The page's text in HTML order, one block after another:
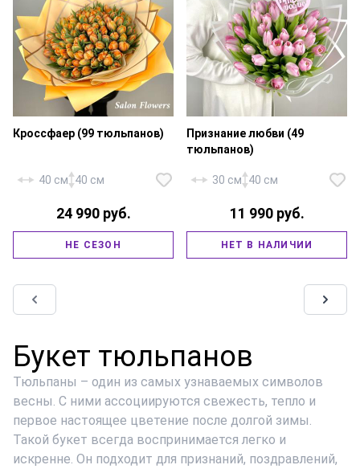
Тюльпан пионовидный — 99
шт., фирменная упаковка,
Кроссфаер (99 тюльпанов)
40 см 40 см
24 990 руб.
НЕ СЕЗОН
Тюльпан — 49 шт., топпер — 1
шт., фирменная упаковка,
Признание любви (49
тюльпанов)
30 см 40 см
11 990 руб.
НЕТ В НАЛИЧИИ
Букет тюльпанов
Тюльпаны – один из самых узнаваемых символов
весны. С ними ассоциируются свежесть, тепло и
первое настоящее цветение после долгой зимы.
Такой букет всегда воспринимается легко и
искренне. Он подходит для признаний, поздравлений,